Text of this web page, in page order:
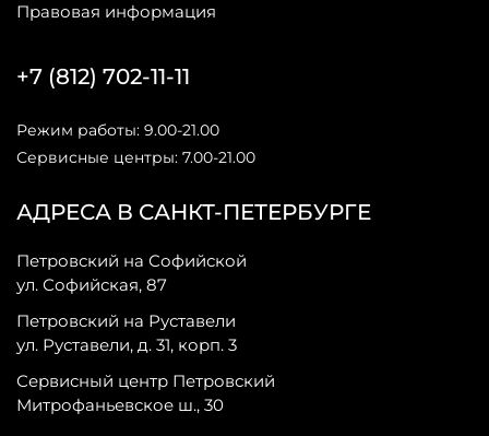
Правовая информация
АДРЕСА В САНКТ-ПЕТЕРБУРГЕ
Петровский на Софийской
ул. Софийская, 87
Петровский на Руставели
ул. Руставели, д. 31, корп. 3
Сервисный центр Петровский
Митрофаньевское ш., 30
+7 (812) 702-11-11
Режим работы: 9.00-21.00
Сервисные центры: 7.00-21.00